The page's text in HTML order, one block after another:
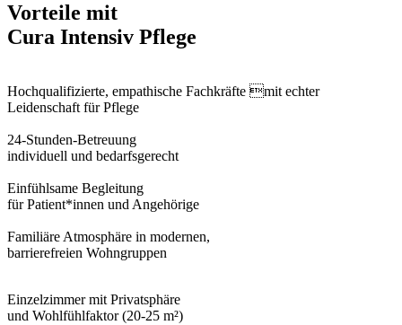
Vorteile mit
Cura Intensiv Pflege
Hochqualifizierte, empathische Fachkräfte mit echter
Leidenschaft für Pflege
24-Stunden-Betreuung
individuell und bedarfsgerecht
Einfühlsame Begleitung
für Patient*innen und Angehörige
Familiäre Atmosphäre in modernen,
barrierefreien Wohngruppen
Einzelzimmer mit Privatsphäre
und Wohlfühlfaktor (20-25 m²)